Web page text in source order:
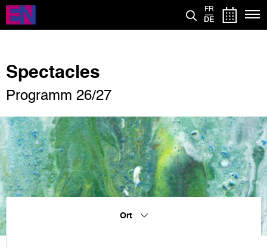
Direkt
zum
Inhalt
FR
DE
Spectacles
Programm 26/27
Ort